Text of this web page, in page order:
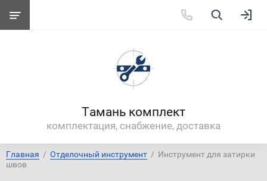
Тамань комплект
комплектация, снабжение, доставка
Главная
  /
Отделочный инструмент
  /  Инструмент для затирки
швов